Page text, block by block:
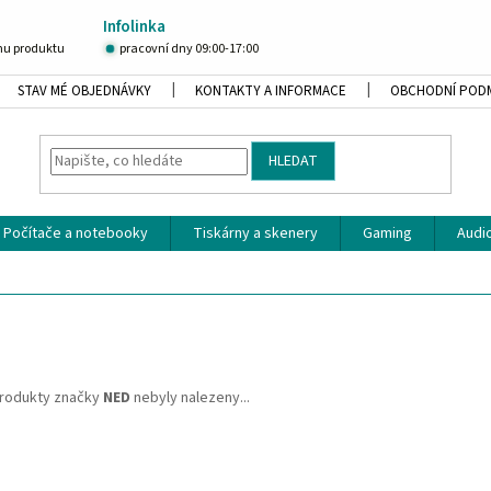
Infolinka
produktu pracovní dny 09:00-17:00
STAV MÉ OBJEDNÁVKY KONTAKTY A INFORMACE OBCHODNÍ
HLEDAT
Počítače a notebooky Tiskárny a skenery Gaming
značky NED nebyly nalezeny...